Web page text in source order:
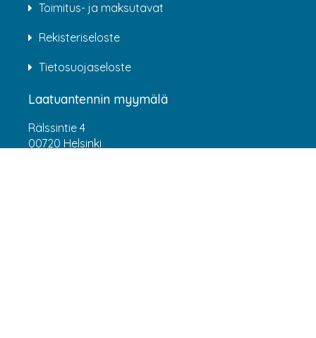
Toimitus- ja maksutavat
Rekisteriseloste
Tietosuojaseloste
Laatuantennin myymälä
Rälssintie 4
00720 Helsinki